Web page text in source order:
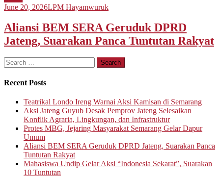
June 20, 2026LPM Hayamwuruk
Aliansi BEM SERA Geruduk DPRD
Jateng, Suarakan Panca Tuntutan Rakyat
Search
for:
Recent Posts
Teatrikal Londo Ireng Warnai Aksi Kamisan di Semarang
Aksi Jateng Guyub Desak Pemprov Jateng Selesaikan
Konflik Agraria, Lingkungan, dan Infrastruktur
Protes MBG, Jejaring Masyarakat Semarang Gelar Dapur
Umum
Aliansi BEM SERA Geruduk DPRD Jateng, Suarakan Panca
Tuntutan Rakyat
Mahasiswa Undip Gelar Aksi “Indonesia Sekarat”, Suarakan
10 Tuntutan